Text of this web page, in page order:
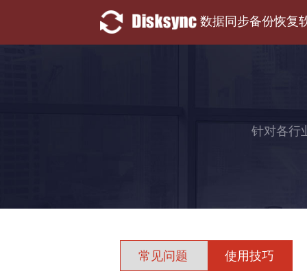
数据同步备份恢复
针对各行
常见问题 使用技巧